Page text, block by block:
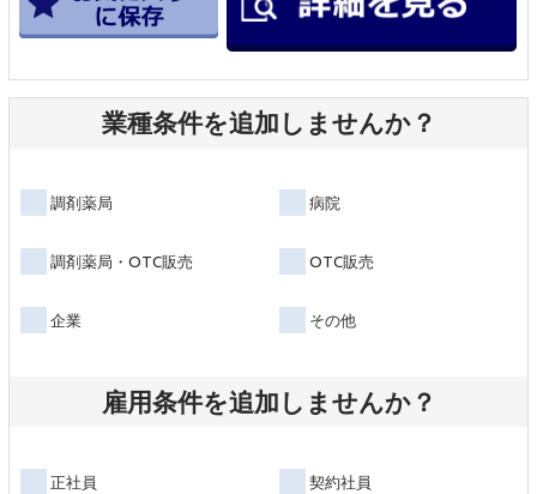
業種条件を追加しませんか？
調剤薬局 病院
調剤薬局・OTC販売 OTC販売
企業 その他
雇用条件を追加しませんか？
正社員 契約社員